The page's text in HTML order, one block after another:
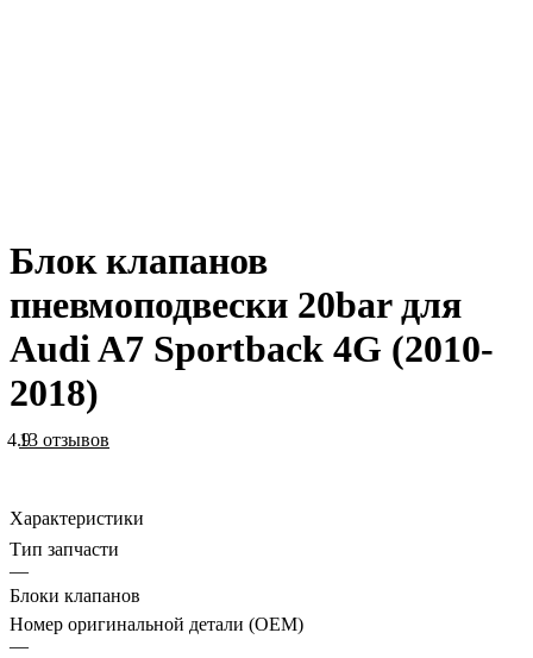
Блок клапанов
пневмоподвески 20bar для
Audi A7 Sportback 4G (2010-
2018)
4.913 отзывов
Характеристики
Тип запчасти
—
Блоки клапанов
Номер оригинальной детали (OEM)
—